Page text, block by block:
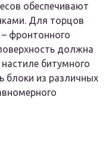
обеспечивают
Для торцов
фронтонного
должна
битумного
блоки из различных